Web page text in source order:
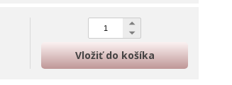
Vložiť do košíka